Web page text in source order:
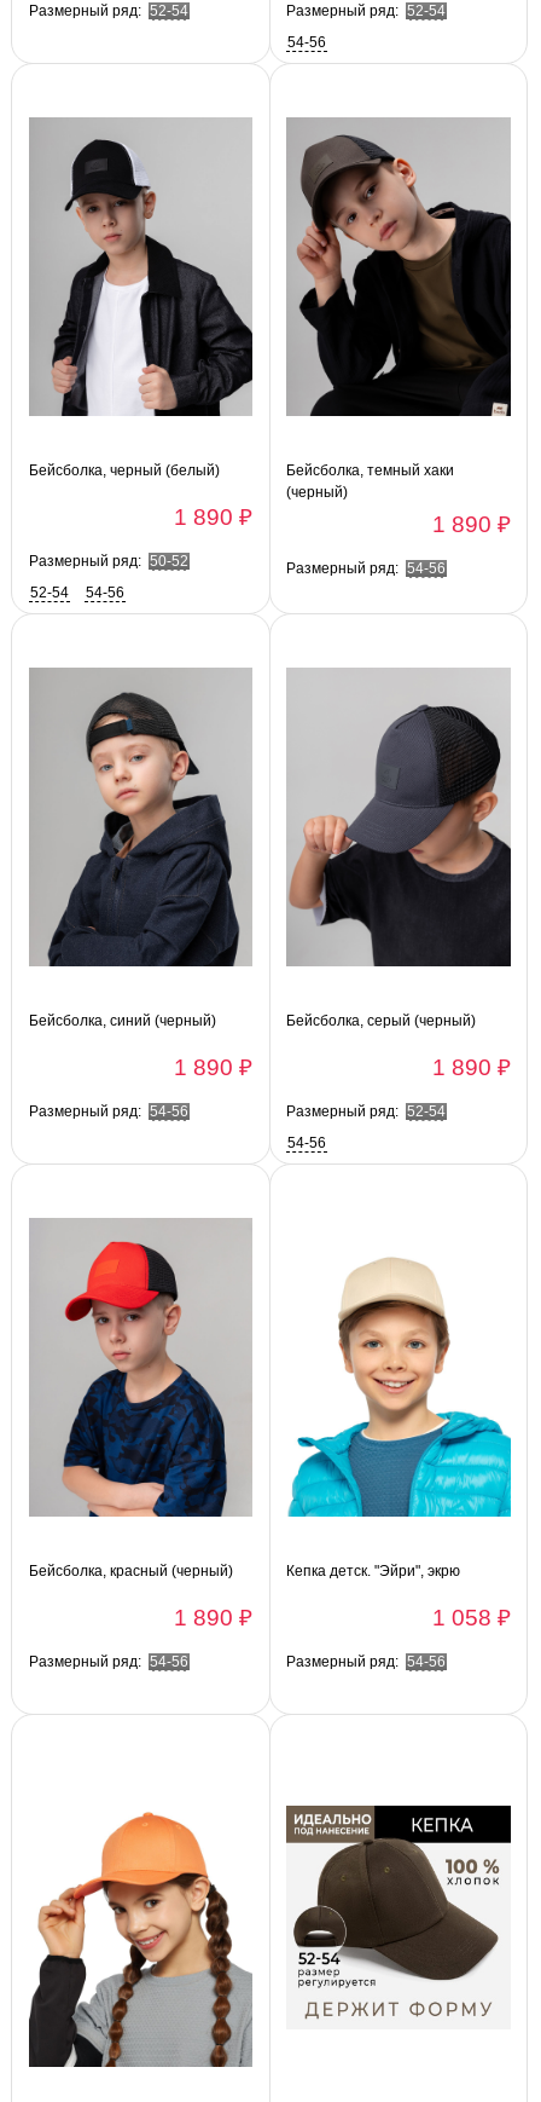
Размерный ряд: 52-54 Размерный ряд: 52-54
54-56
Бейсболка, черный (белый)
1 890 ₽
Размерный ряд: 50-52
52-54
54-56
Бейсболка, темный хаки
(черный)
1 890 ₽
Размерный ряд: 54-56
Бейсболка, синий (черный)
1 890 ₽
Размерный ряд: 54-56
Бейсболка, серый (черный)
1 890 ₽
Размерный ряд: 52-54
54-56
Бейсболка, красный (черный)
1 890 ₽
Размерный ряд: 54-56
Кепка детск. "Эйри", экрю
1 058 ₽
Размерный ряд: 54-56